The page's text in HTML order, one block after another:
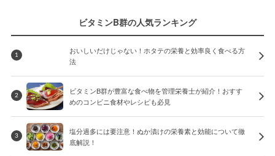
ビタミンB群の人気ランキング
1
おいしいだけじゃない！ホタテの栄養と効率良く食べる方
法
2
ビタミンB群が豊富な食べ物を管理栄養士が紹介！おすす
めのコンビニ食材やレシピも必見
3
塩分過多には要注意！ぬか漬けの栄養素と効能について徹
底解説！